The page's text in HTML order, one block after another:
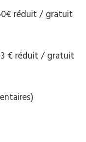
réduit / gratuit
€ réduit / gratuit